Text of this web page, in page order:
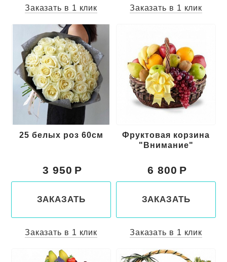
Заказать в 1 клик Заказать в 1 клик
25 белых роз 60см
3 950
ЗАКАЗАТЬ
Заказать в 1 клик
Фруктовая корзина
"Внимание"
6 800
ЗАКАЗАТЬ
Заказать в 1 клик